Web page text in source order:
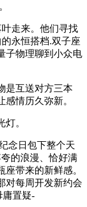
走来。他们寻找
永恒搭档.双子座
子物理聊到小众电
是互送对方三本
感情历久弥新。
。
念日包下整个天
的浪漫、恰好满
带来的新鲜感。
对每周开发新约会
庸置疑-